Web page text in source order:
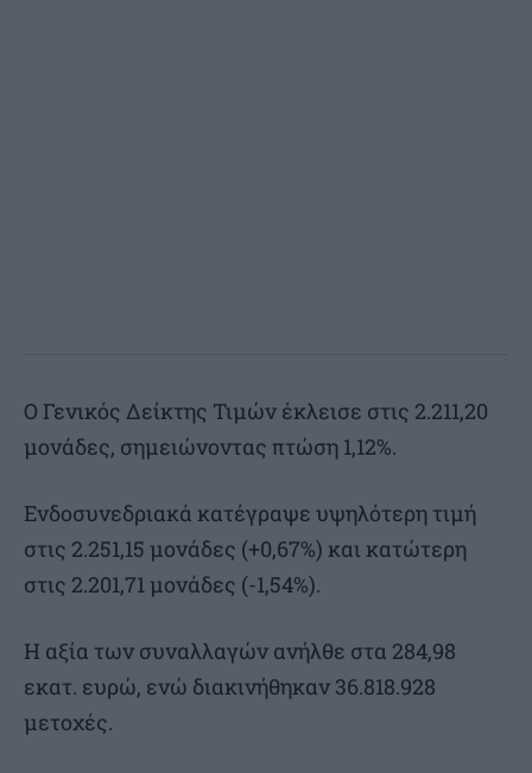
O Γενικός Δείκτης Τιμών έκλεισε στις 2.211,20
μονάδες, σημειώνοντας πτώση 1,12%.
Ενδοσυνεδριακά κατέγραψε υψηλότερη τιμή
στις 2.251,15 μονάδες (+0,67%) και κατώτερη
στις 2.201,71 μονάδες (-1,54%).
Η αξία των συναλλαγών ανήλθε στα 284,98
εκατ. ευρώ, ενώ διακινήθηκαν 36.818.928
μετοχές.